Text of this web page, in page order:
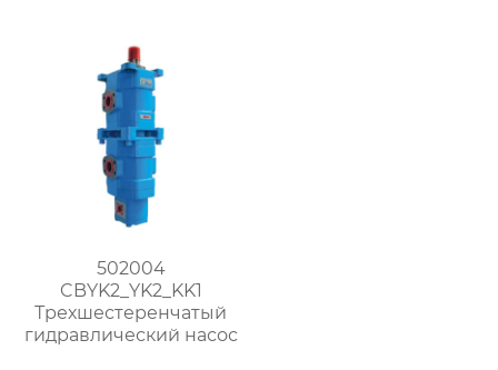
502004
CBYK2_YK2_KK1
Трехшестеренчатый
гидравлический насос